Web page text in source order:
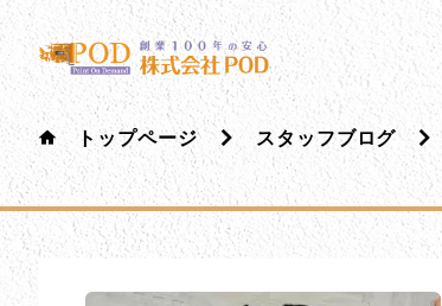
メインコンテンツにスキップ
株式会社ペイント・オン・デマンド
千葉の外壁塗装・屋根塗装なら創業100年
トップページ スタッフブログ